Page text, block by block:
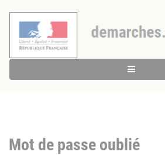
Mot de passe oublié